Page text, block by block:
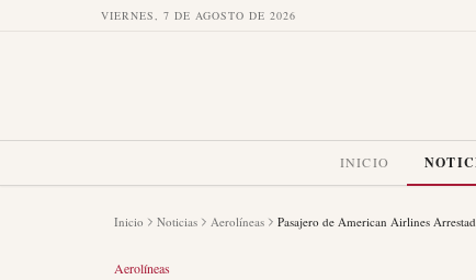
VIERNES, 7 DE AGOSTO DE 2026
INICIO
Inicio Noticias Aerolíneas Pasajero de American Airlines
Aerolíneas